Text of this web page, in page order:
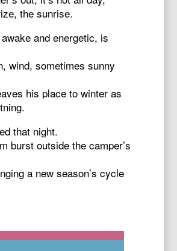
the sunrise.
and energetic, is
wind, sometimes sunny
his place to winter as
that night.
burst outside the camper’s
a new season’s cycle